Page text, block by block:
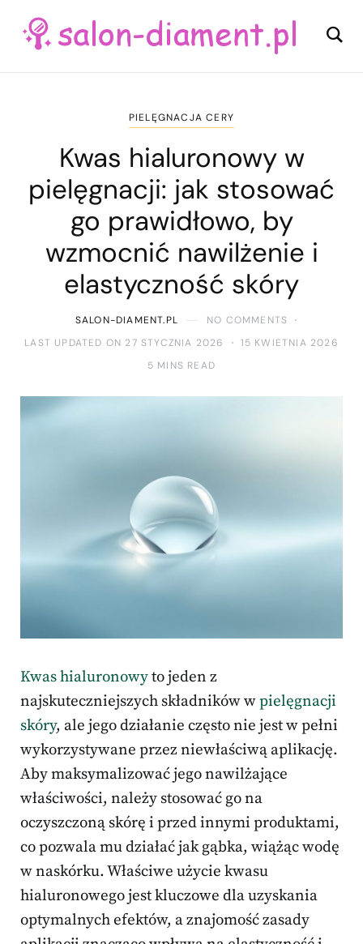
PIELĘGNACJA CERY
Kwas hialuronowy w
pielęgnacji: jak stosować
go prawidłowo, by
wzmocnić nawilżenie i
elastyczność skóry
SALON-DIAMENT.PL
NO COMMENTS
LAST UPDATED ON 27 STYCZNIA 2026
15 KWIETNIA 2026
5 MINS READ
Kwas hialuronowyto jeden z
najskuteczniejszych składników wpielęgnacji
skóry, ale jego działanie często nie jest w pełni
wykorzystywane przez niewłaściwą aplikację.
Aby maksymalizować jego nawilżające
właściwości, należy stosować go na
oczyszczoną skórę i przed innymi produktami,
co pozwala mu działać jak gąbka, wiążąc wodę
w naskórku. Właściwe użycie kwasu
hialuronowego jest kluczowe dla uzyskania
optymalnych efektów, a znajomość zasady